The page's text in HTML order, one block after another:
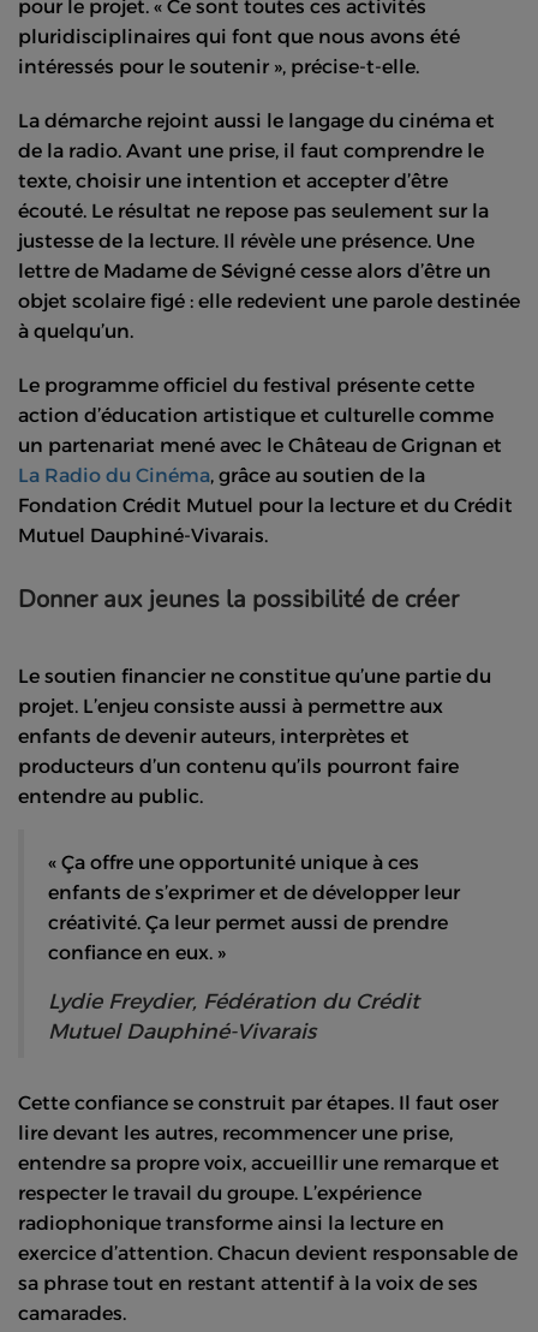
pour le projet. « Ce sont toutes ces activités
pluridisciplinaires qui font que nous avons été
intéressés pour le soutenir », précise-t-elle.
La démarche rejoint aussi le langage du cinéma et
de la radio. Avant une prise, il faut comprendre le
texte, choisir une intention et accepter d’être
écouté. Le résultat ne repose pas seulement sur la
justesse de la lecture. Il révèle une présence. Une
lettre de Madame de Sévigné cesse alors d’être un
objet scolaire figé : elle redevient une parole destinée
à quelqu’un.
Le programme officiel du festival présente cette
action d’éducation artistique et culturelle comme
un partenariat mené avec le Château de Grignan et
La Radio du Cinéma, grâce au soutien de la
Fondation Crédit Mutuel pour la lecture et du Crédit
Mutuel Dauphiné-Vivarais.
Donner aux jeunes la possibilité de créer
Le soutien financier ne constitue qu’une partie du
projet. L’enjeu consiste aussi à permettre aux
enfants de devenir auteurs, interprètes et
producteurs d’un contenu qu’ils pourront faire
entendre au public.
« Ça offre une opportunité unique à ces
enfants de s’exprimer et de développer leur
créativité. Ça leur permet aussi de prendre
confiance en eux. »
Lydie Freydier, Fédération du Crédit
Mutuel Dauphiné-Vivarais
Cette confiance se construit par étapes. Il faut oser
lire devant les autres, recommencer une prise,
entendre sa propre voix, accueillir une remarque et
respecter le travail du groupe. L’expérience
radiophonique transforme ainsi la lecture en
exercice d’attention. Chacun devient responsable de
sa phrase tout en restant attentif à la voix de ses
camarades.